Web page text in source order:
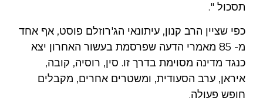
תסכול ".
כפי שציין הרב קנון, עיתונאי הג'רוזלם פוסט, אף אחד
מ- 85 מאמרי הדעה שפרסמת בעשור האחרון יצא
כנגד מדינה מסוימת בדרך זו. סין, רוסיה, קובה,
איראן, ערב הסעודית, ומשטרים אחרים, מקבלים
חופש פעולה.